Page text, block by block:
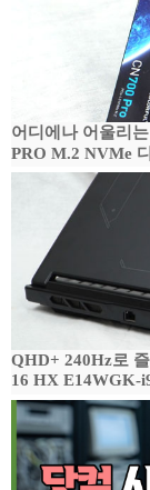
어디에나 어울리
PRO M.2 NVMe
QHD+ 240Hz로
16 HX E14WGK-